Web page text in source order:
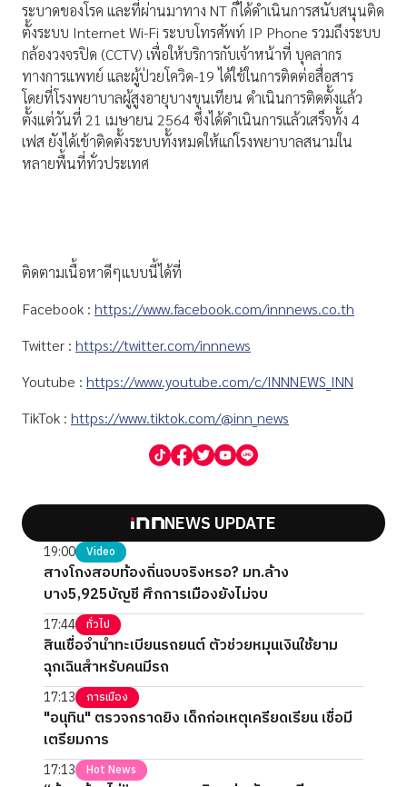
ระบาดของโรค และที่ผ่านมาทาง NT ก็ได้ดำเนินการสนับสนุนติด
ตั้งระบบ Internet Wi-Fi ระบบโทรศัพท์ IP Phone รวมถึงระบบ
กล้องวงจรปิด (CCTV) เพื่อให้บริการกับเจ้าหน้าที่ บุคลากร
ทางการแพทย์ และผู้ป่วยโควิด-19 ได้ใช้ในการติดต่อสื่อสาร
โดยที่โรงพยาบาลผู้สูงอายุบางขุนเทียน ดำเนินการติดตั้งแล้ว
ตั้งแต่วันที่ 21 เมษายน 2564 ซึ่งได้ดำเนินการแล้วเสร็จทั้ง 4
เฟส ยังได้เข้าติดตั้งระบบทั้งหมดให้แก่โรงพยาบาลสนามใน
หลายพื้นที่ทั่วประเทศ
ติดตามเนื้อหาดีๆแบบนี้ได้ที่
Facebook : https://www.facebook.com/innnews.co.th
Twitter : https://twitter.com/innnews
Youtube : https://www.youtube.com/c/INNNEWS_INN
TikTok : https://www.tiktok.com/@inn_news
NEWS UPDATE
19:00 Video
สางโกงสอบท้องถิ่นจบจริงหรอ? มท.ล้าง
บาง5,925บัญชี ศึกการเมืองยังไม่จบ
17:44 ทั่วไป
สินเชื่อจำนำทะเบียนรถยนต์ ตัวช่วยหมุนเงินใช้ยาม
ฉุกเฉินสำหรับคนมีรถ
17:13 การเมือง
"อนุทิน" ตรวจกราดยิง เด็กก่อเหตุเครียดเรียน เชื่อมี
เตรียมการ
17:13 Hot News